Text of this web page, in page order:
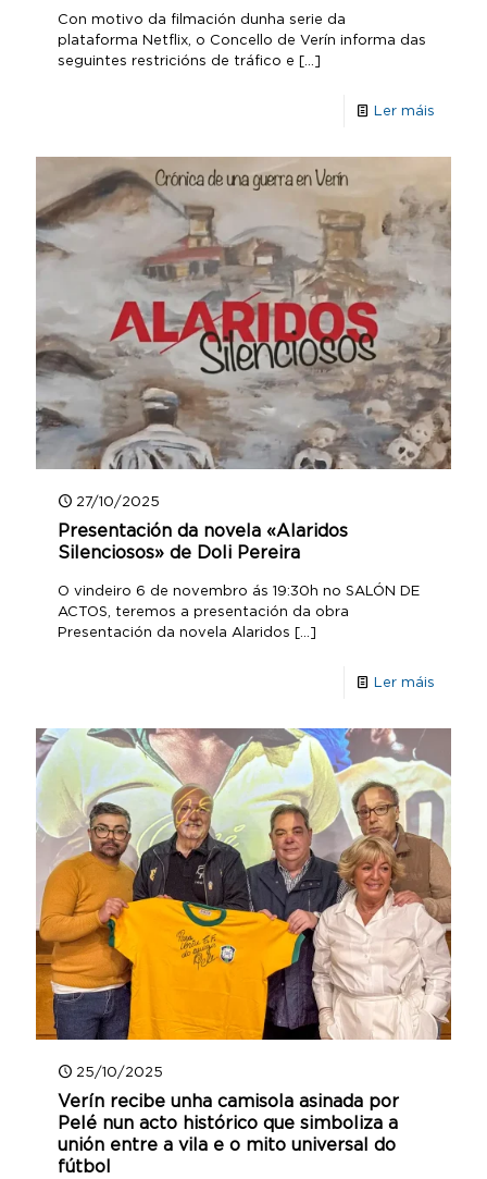
Con motivo da filmación dunha serie da
plataforma Netflix, o Concello de Verín informa das
seguintes restricións de tráfico e […]
Ler máis
27/10/2025
Presentación da novela «Alaridos
Silenciosos» de Doli Pereira
O vindeiro 6 de novembro ás 19:30h no SALÓN DE
ACTOS, teremos a presentación da obra
Presentación da novela Alaridos […]
Ler máis
25/10/2025
Verín recibe unha camisola asinada por
Pelé nun acto histórico que simboliza a
unión entre a vila e o mito universal do
fútbol